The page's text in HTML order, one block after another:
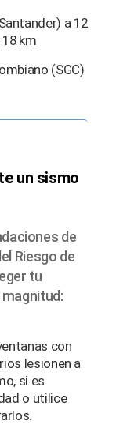
a 12
km
(SGC)
un sismo
de
Riesgo de
tu
con
lesionen a
si es
o utilice